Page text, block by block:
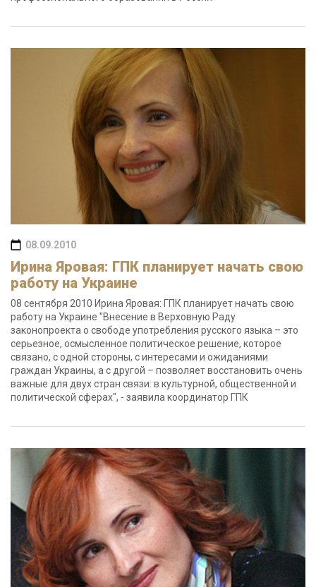
08.09.2010
Ирина Яровая: ГПК планирует начать свою
работу на Украине
08 сентября 2010 Ирина Яровая: ГПК планирует начать свою
работу на Украине "Внесение в Верховную Раду
законопроекта о свободе употребления русского языка – это
серьезное, осмысленное политическое решение, которое
связано, с одной стороны, с интересами и ожиданиями
граждан Украины, а с другой – позволяет восстановить очень
важные для двух стран связи: в культурной, общественной и
политической сферах", - заявила координатор ГПК